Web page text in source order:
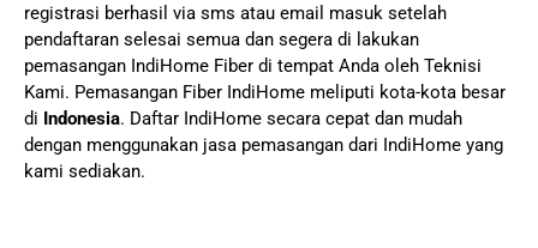
registrasi berhasil via sms atau email masuk setelah
pendaftaran selesai semua dan segera di lakukan
pemasangan IndiHome Fiber di tempat Anda oleh Teknisi
Kami. Pemasangan Fiber IndiHome meliputi kota-kota besar
di Indonesia. Daftar IndiHome secara cepat dan mudah
dengan menggunakan jasa pemasangan dari IndiHome yang
kami sediakan.